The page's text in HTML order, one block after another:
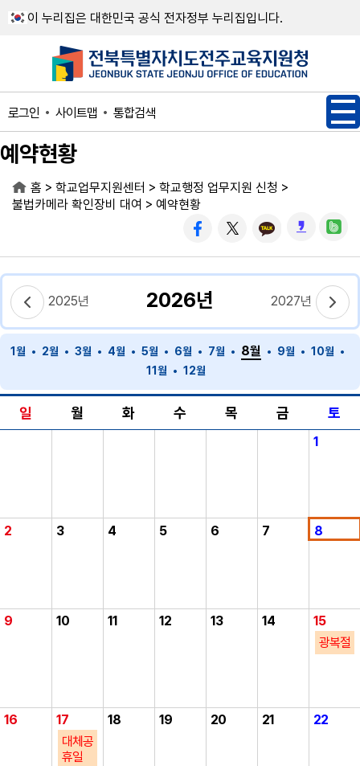
이 누리집은 대한민국 공식 전자정부 누리집입니다.
로그인 사이트맵 통합검색
예약현황
홈 > 학교업무지원센터 > 학교행정 업무지원 신청 >
불법카메라 확인장비 대여 > 예약현황
2025년 2026년 2027년
1월 2월 3월 4월 5월 6월 7월 8월 9월
10월
11월
12월
일 월 화 수 목 금 토
1
2 3 4 5 6 7 8
9 10 11 12 13 14
15
광복절
16 17 18 19 20 21
22
대체공
휴일